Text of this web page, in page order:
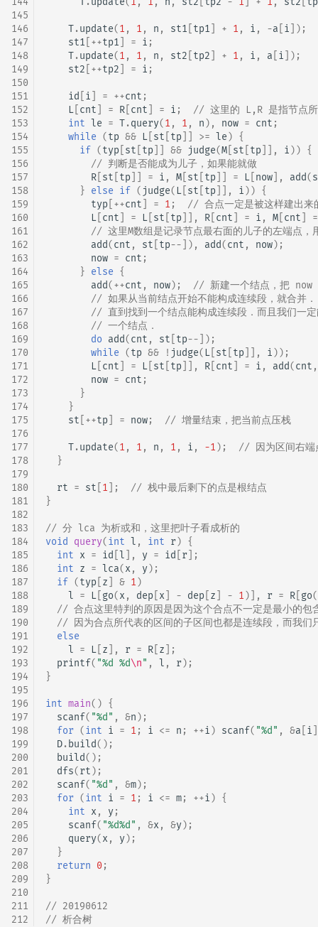
145
146
147
148
149
150
151
152
153
154
155
156
157
158
159
160
161
162
163
164
165
166
167
168
169
170
171
172
173
174
175
176
177
178
179
180
181
182
183
184
185
186
187
188
189
190
191
192
193
194
195
196
197
198
199
200
201
202
203
204
205
206
207
208
209
210
211
212
T.update(1 , 1 , n , st1 tp1 + 1 , i , -a i ]);
st1 ++tp1 = i ;
T.update(1 , 1 , n , st2 tp2 + 1 , i , a i ]);
st2 ++tp2 = i ;
id i = ++cnt ;
L cnt = R cnt = i ;
// 这里的 L,R 是指节点所
int le = T.query(1 , 1 , n), now = cnt ;
while (tp && L st tp >= le) {
if (typ st tp && judge(M st tp ]], i)) {
// 判断是否能成为儿子，如果能就做
R st tp = i , M st tp = L now ], add(
} else if ( judge(L st tp ]], i)) {
typ ++cnt = 1 ;
// 合点一定是被这样建出来
L cnt = L st tp ]], R cnt = i , M cnt
=
// 这里M数组是记录节点最右面的儿子的左端点，
add(cnt , st tp-- ]), add(cnt , now);
now = cnt ;
} else {
add(++cnt , now);
// 新建一个结点，把 now
// 如果从当前结点开始不能构成连续段，就合并．
// 直到找到一个结点能构成连续段．而且我们一
// 一个结点．
do add(cnt , st tp-- ]);
while (tp && ! judge(L st tp ]], i));
L cnt = L st tp ]], R cnt = i , add(cnt ,
now = cnt ;
}
}
st ++tp = now; // 增量结束，把当前点压栈
T.update(1 , 1 , n , 1 , i , -1);
// 因为区间右端
}
rt = st 1 ];
// 栈中最后剩下的点是根结点
}
// 分 lca 为析或和，这里把叶子看成析的
void query(int l , int r) {
int x = id l ], y = id r ];
int z = lca(x, y);
if (typ z & 1)
l = L go(x, dep x - dep z - 1)], r = R go(
// 合点这里特判的原因是因为这个合点不一定是最小的
// 因为合点所代表的区间的子区间也都是连续段，而我们
else
l = L z ], r = R z ];
printf( "%d %d\n" , l , r);
}
int main() {
scanf( "%d" , &n);
for (int i = 1 ; i <= n ; ++i) scanf( "%d" , &a i
D.build();
build();
dfs(rt);
scanf( "%d" , &m);
for (int i = 1 ; i <= m; ++i) {
int x, y;
scanf( "%d%d" , &x, &y);
query(x, y);
}
return 0;
}
// 20190612
// 析合树